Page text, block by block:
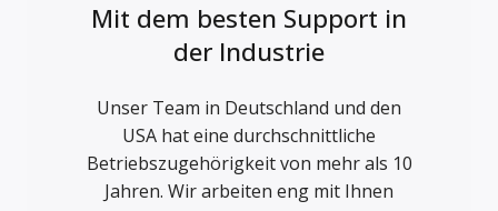
Mit dem besten Support in
der Industrie
Unser Team in Deutschland und den
USA hat eine durchschnittliche
Betriebszugehörigkeit von mehr als 10
Jahren. Wir arbeiten eng mit Ihnen